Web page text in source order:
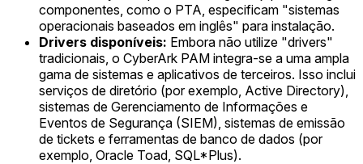
componentes, como o PTA, especificam "sistemas
operacionais baseados em inglês" para instalação.
Drivers disponíveis: Embora não utilize "drivers"
tradicionais, o CyberArk PAM integra-se a uma ampla
gama de sistemas e aplicativos de terceiros. Isso inclui
serviços de diretório (por exemplo, Active Directory),
sistemas de Gerenciamento de Informações e
Eventos de Segurança (SIEM), sistemas de emissão
de tickets e ferramentas de banco de dados (por
exemplo, Oracle Toad, SQL*Plus).